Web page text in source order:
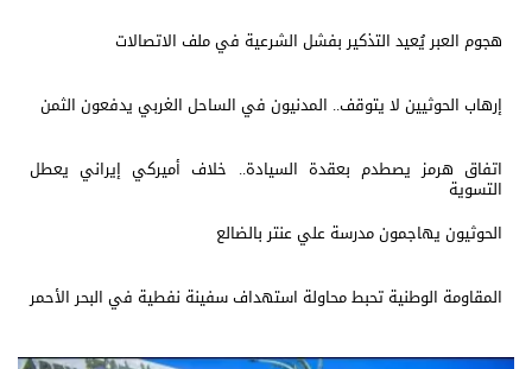
هجوم العبر يُعيد التذكير بفشل الشرعية في ملف الاتصالات
إرهاب الحوثيين لا يتوقف.. المدنيون في الساحل الغربي يدفعون الثمن
اتفاق هرمز يصطدم بعقدة السيادة.. خلاف أميركي إيراني يعطل
التسوية
الحوثيون يهاجمون مدرسة علي عنتر بالضالع
المقاومة الوطنية تحبط محاولة استهداف سفينة نفطية في البحر الأحمر